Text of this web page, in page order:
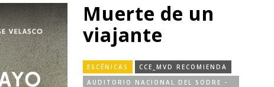
Muerte de un
viajante
ESCÉNICAS
CCE_MVD RECOMIENDA
AUDITORIO NACIONAL DEL SODRE -